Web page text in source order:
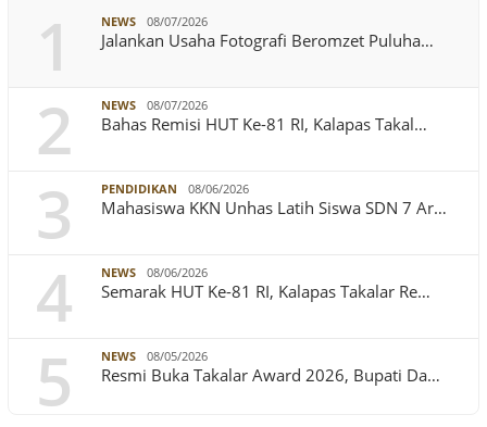
1 NEWS 08/07/2026
Jalankan Usaha Fotografi Beromzet Puluha…
2 NEWS 08/07/2026
Bahas Remisi HUT Ke-81 RI, Kalapas Takal…
3 PENDIDIKAN 08/06/2026
Mahasiswa KKN Unhas Latih Siswa SDN 7 Ar…
4 NEWS 08/06/2026
Semarak HUT Ke-81 RI, Kalapas Takalar Re…
5 NEWS 08/05/2026
Resmi Buka Takalar Award 2026, Bupati Da…